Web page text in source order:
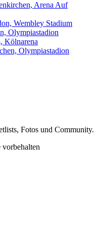
Arena Auf
Wembley Stadium
Olympiastadion
Kölnarena
Olympiastadion
Fotos und Community.